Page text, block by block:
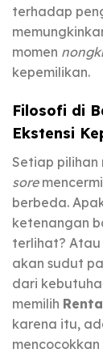
terhadap
momen
kepemilikan.
Filosofi di
Ekstensi
Setiap
sore
berbeda.
ketenangan
terlihat? Atau
akan sudut
dari
memilih
karena itu,